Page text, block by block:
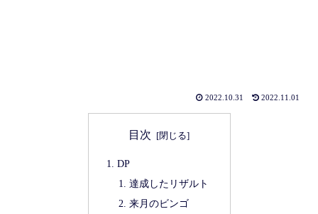
2022.10.31 2022.11.01
目次
DP
達成したリザルト
来月のビンゴ